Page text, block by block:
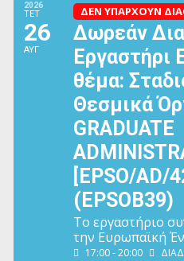
2026
ΤΕΤ
26
ΑΥΓ
ΔΕΝ ΥΠΑΡΧΟΥΝ
Δωρεάν
Εργαστήρι
θέμα:
Θεσμικά
GRADUATE
[EPSO/AD/
(EPSOB39)
Το εργαστήριο
την Ευρωπαϊκή
17:00 - 20:00